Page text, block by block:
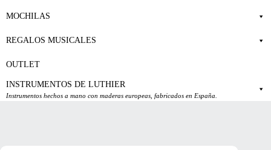
MOCHILAS
REGALOS MUSICALES
OUTLET
INSTRUMENTOS DE LUTHIER
Instrumentos hechos a mano con maderas europeas, fabricados en España.